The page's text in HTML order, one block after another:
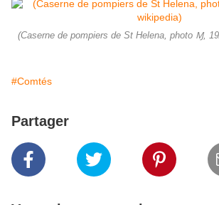
(Caserne de pompiers de St Helena, photo Ɱ,
#Comtés
Partager